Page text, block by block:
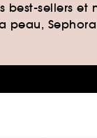
best-sellers
peau,